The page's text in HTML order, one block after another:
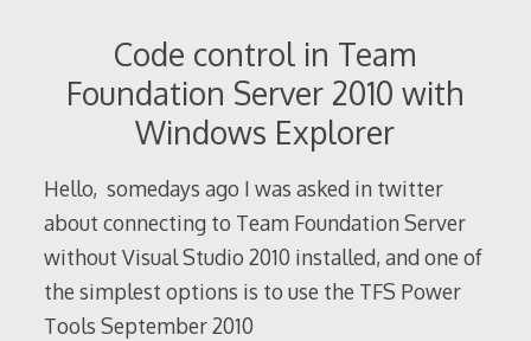
Code control in Team
Foundation Server 2010 with
Windows Explorer
Hello, somedays ago I was asked in twitter
about connecting to Team Foundation Server
without Visual Studio 2010 installed, and one of
the simplest options is to use the TFS Power
Tools September 2010